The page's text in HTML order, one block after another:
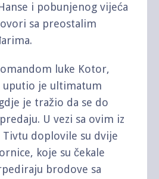
i pobunjenog vijeća
sa preostalim
luke Kotor,
uputio je ultimatum
je tražio da se do
U vezi sa ovim iz
doplovile su dvije
koje su čekale
brodove sa